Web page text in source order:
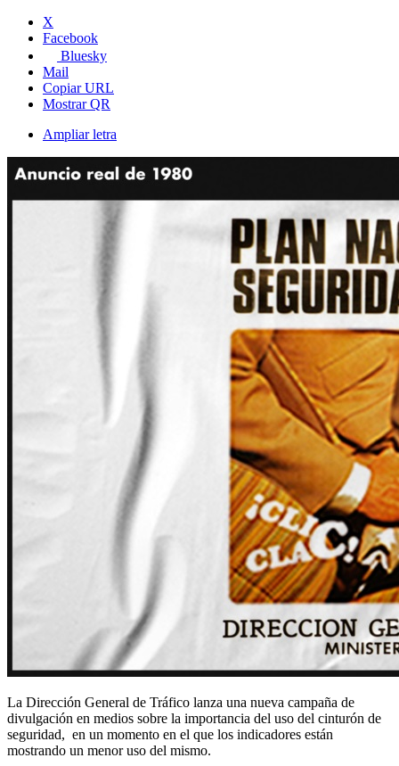
X
Facebook
Bluesky
Mail
Copiar URL
Mostrar QR
Ampliar letra
La Dirección General de Tráfico lanza una nueva campaña de
divulgación en medios sobre la importancia del uso del cinturón de
seguridad, en un momento en el que los indicadores están
mostrando un menor uso del mismo.